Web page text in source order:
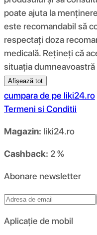
poate ajuta la
este recomandabil să
respectați doza
medicală. Rețineți că
situația dumneavoastră
Afișează tot
cumpara de pe liki24.ro
Termeni si Conditii
Magazin: liki24.ro
Cashback: 2 %
Abonare newsletter
Aplicație de mobil